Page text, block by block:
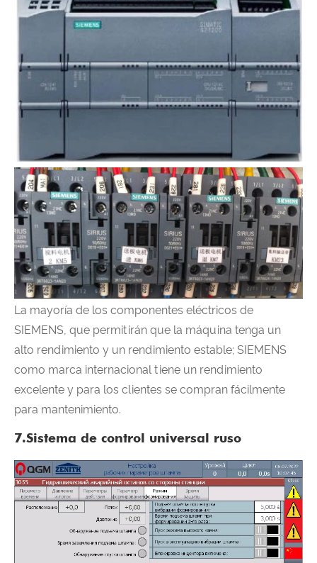
La mayoría de los componentes eléctricos de
SIEMENS, que permitirán que la máquina tenga un
alto rendimiento y un rendimiento estable; SIEMENS
como marca internacional tiene un rendimiento
excelente y para los clientes se compran fácilmente
para mantenimiento.
7.Sistema de control universal ruso